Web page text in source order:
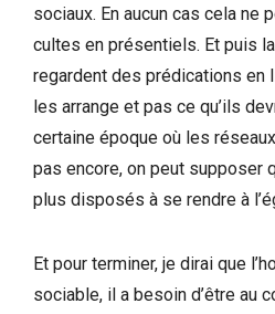
sociaux. En aucun cas cela ne
cultes en présentiels. Et puis
regardent des prédications en
les arrange et pas ce qu’ils
certaine époque où les
pas encore, on peut supposer
plus disposés à se rendre à
Et pour terminer, je dirai que
sociable, il a besoin d’être au